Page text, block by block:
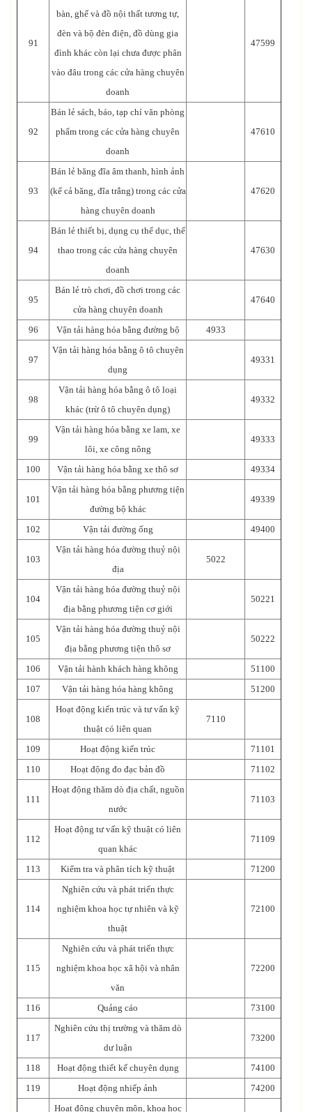
91
bàn, ghế và đồ nội thất tương tự,
đèn và bộ đèn điện, đồ dùng gia
đình khác còn lại chưa được phân
vào đâu trong các cửa hàng chuyên
doanh
47599
92
Bán lẻ sách, báo, tạp chí văn phòng
phẩm trong các cửa hàng chuyên
doanh
47610
93
Bán lẻ băng đĩa âm thanh, hình ảnh
(kể cả băng, đĩa trắng) trong các cửa
hàng chuyên doanh
47620
94
Bán lẻ thiết bị, dụng cụ thể dục, thể
thao trong các cửa hàng chuyên
doanh
47630
95
Bán lẻ trò chơi, đồ chơi trong các
cửa hàng chuyên doanh
47640
96 Vận tải hàng hóa bằng đường bộ 4933
97
Vận tải hàng hóa bằng ô tô chuyên
dụng
49331
98
Vận tải hàng hóa bằng ô tô loại
khác (trừ ô tô chuyên dụng)
49332
99
Vận tải hàng hóa bằng xe lam, xe
lôi, xe công nông
49333
100 Vận tải hàng hóa bằng xe thô sơ 49334
101
Vận tải hàng hóa bằng phương tiện
đường bộ khác
49339
102 Vận tải đường ống 49400
103
Vận tải hàng hóa đường thuỷ nội
địa
5022
104
Vận tải hàng hóa đường thuỷ nội
địa bằng phương tiện cơ giới
50221
105
Vận tải hàng hóa đường thuỷ nội
địa bằng phương tiện thô sơ
50222
106 Vận tải hành khách hàng không
51100
107
Vận tải hàng hóa hàng không 51200
108
Hoạt động kiến trúc và tư vấn kỹ
thuật có liên quan
7110
109 Hoạt động kiến trúc
71101
110
Hoạt động đo đạc bản đồ 71102
111
Hoạt động thăm dò địa chất, nguồn
nước
71103
112
Hoạt động tư vấn kỹ thuật có liên
quan khác
71109
113 Kiểm tra và phân tích kỹ thuật 71200
114
Nghiên cứu và phát triển thực
nghiệm khoa học tự nhiên và kỹ
thuật
72100
115
Nghiên cứu và phát triển thực
nghiệm khoa học xã hội và nhân
văn
72200
116 Quảng cáo 73100
117
Nghiên cứu thị trường và thăm dò
dư luận
73200
118 Hoạt động thiết kế chuyên dụng
74100
119
Hoạt động nhiếp ảnh
74200
Hoạt động chuyên môn, khoa học